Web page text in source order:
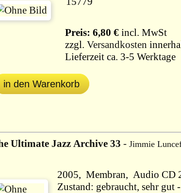
Preis: 6,80 € incl. MwSt
zzgl. Versandkosten
Lieferzeit ca. 3-5 Werktage
in den Warenkorb
Ultimate Jazz Archive 33 - Jimmie
2005, Membran,